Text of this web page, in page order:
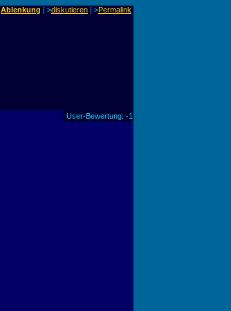
Ablenkung | >diskutieren | >Permalink
User-Bewertung: -1